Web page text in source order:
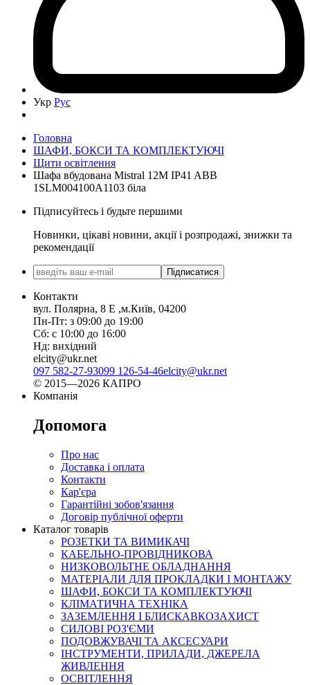
Укр Рус
Головна
ШАФИ, БОКСИ ТА КОМПЛЕКТУЮЧІ
Щити освітлення
Шафа вбудована Mistral 12M IP41 ABB
1SLM004100A1103 біла
Підписуйтесь і будьте першими
Новинки, цікаві новини, акції і розпродажі, знижки та
рекомендації
Підписатися
Контакти
вул. Полярна, 8 Е ,м.Київ, 04200
Пн-Пт: з 09:00 до 19:00
Сб: с 10:00 до 16:00
Нд: вихідний
elcity@ukr.net
097 582-27-93099 126-54-46elcity@ukr.net
© 2015—2026 КАПРО
Компанія
Допомога
Про нас
Доставка і оплата
Контакти
Кар'єра
Гарантійні зобов'язання
Договір публічної оферти
Каталог товарів
РОЗЕТКИ ТА ВИМИКАЧІ
КАБЕЛЬНО-ПРОВІДНИКОВА
НИЗКОВОЛЬТНЕ ОБЛАДНАННЯ
МАТЕРІАЛИ ДЛЯ ПРОКЛАДКИ І МОНТАЖУ
ШАФИ, БОКСИ ТА КОМПЛЕКТУЮЧІ
КЛІМАТИЧНА ТЕХНІКА
ЗАЗЕМЛЕННЯ І БЛИСКАВКОЗАХИСТ
СИЛОВІ РОЗ'ЄМИ
ПОДОВЖУВАЧІ ТА АКСЕСУАРИ
ІНСТРУМЕНТИ, ПРИЛАДИ, ДЖЕРЕЛА
ЖИВЛЕННЯ
ОСВІТЛЕННЯ